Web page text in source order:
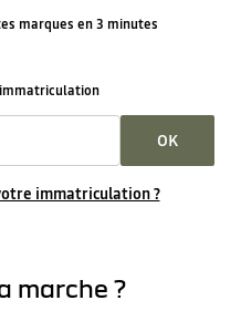
marques en 3 minutes
OK
immatriculation ?
marche ?